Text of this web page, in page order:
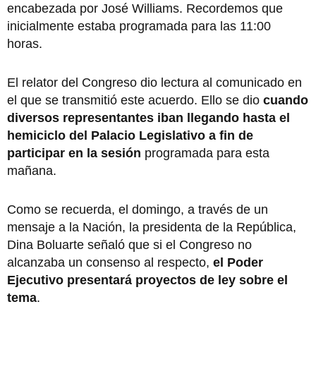
encabezada por José Williams. Recordemos que
inicialmente estaba programada para las 11:00
horas.
El relator del Congreso dio lectura al comunicado en
el que se transmitió este acuerdo. Ello se dio cuando
diversos representantes iban llegando hasta el
hemiciclo del Palacio Legislativo a fin de
participar en la sesión programada para esta
mañana.
Como se recuerda, el domingo, a través de un
mensaje a la Nación, la presidenta de la República,
Dina Boluarte señaló que si el Congreso no
alcanzaba un consenso al respecto, el Poder
Ejecutivo presentará proyectos de ley sobre el
tema.